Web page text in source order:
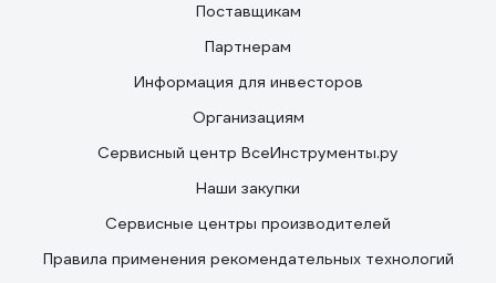
Поставщикам
Партнерам
Информация для инвесторов
Организациям
Сервисный центр ВсеИнструменты.ру
Наши закупки
Сервисные центры производителей
Правила применения рекомендательных технологий